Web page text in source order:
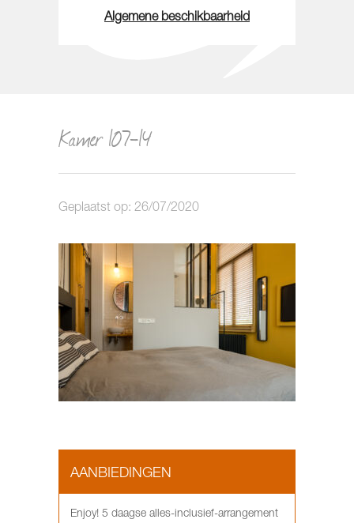
Algemene beschikbaarheid
Kamer 107-14
Geplaatst op: 26/07/2020
AANBIEDINGEN
Enjoy! 5 daagse alles-inclusief-arrangement